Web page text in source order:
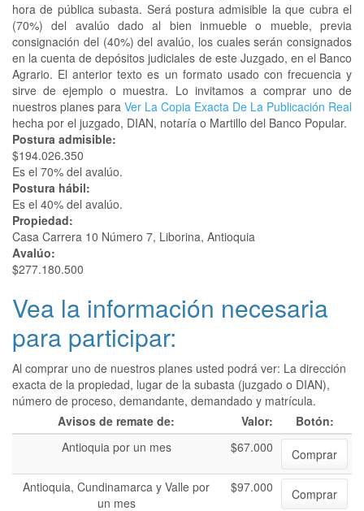
hora de pública subasta. Será postura admisible la que cubra el
(70%) del avalúo dado al bien inmueble o mueble, previa
consignación del (40%) del avalúo, los cuales serán consignados
en la cuenta de depósitos judiciales de este Juzgado, en el Banco
Agrario. El anterior texto es un formato usado con frecuencia y
sirve de ejemplo o muestra. Lo invitamos a comprar uno de
nuestros planes para Ver La Copia Exacta De La Publicación Real
hecha por el juzgado, DIAN, notaría o Martillo del Banco Popular.
Postura admisible:
$194.026.350
Es el 70% del avalúo.
Postura hábil:
Es el 40% del avalúo.
Propiedad:
Casa Carrera 10 Número 7, Liborina, Antioquia
Avalúo:
$277.180.500
Vea la información necesaria
para participar:
Al comprar uno de nuestros planes usted podrá ver: La dirección
exacta de la propiedad, lugar de la subasta (juzgado o DIAN),
número de proceso, demandante, demandado y matrícula.
Avisos de remate de:
Valor:
Botón:
Antioquia por un mes
$67.000
Comprar
Antioquia, Cundinamarca y Valle por
un mes
$97.000 Comprar